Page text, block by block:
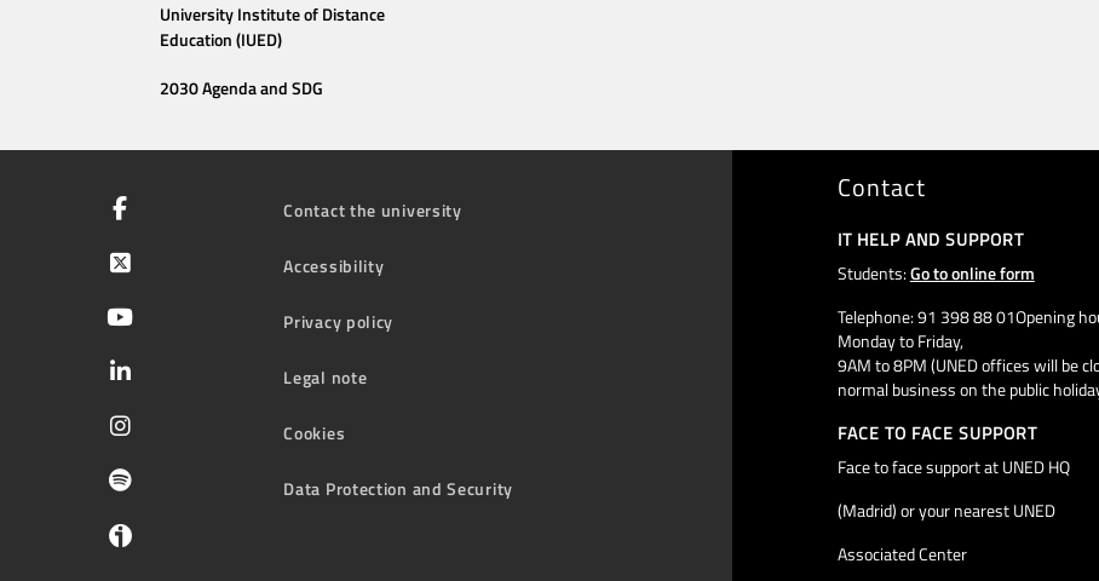
University Institute of Distance
Education (IUED)
2030 Agenda and SDG
Contact the university
Accessibility
Privacy policy
Legal note
Cookies
Data Protection and Security
Contact
IT HELP AND SUPPORT
Students:Go to online form
Telephone: 91 398 88 01Opening
Monday to Friday,
9AM to 8PM (UNED offices will be
normal business on the public
FACE TO FACE SUPPORT
Face to face support at UNED HQ
(Madrid) or your nearest UNED
Associated Center